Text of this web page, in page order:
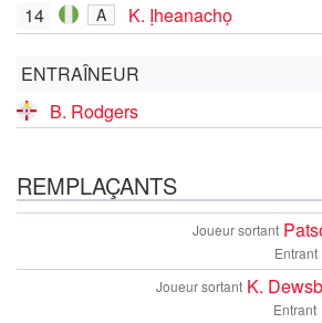
14 A K. Ịheanachọ
ENTRAÎNEUR
B. Rodgers
REMPLAÇANTS
Joueur sortant
Entrant
Joueur sortant K.
Entrant